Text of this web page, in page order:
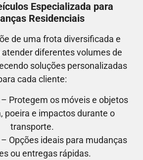
Especializada para
Residenciais
de uma frota diversificada e
diferentes volumes de
soluções personalizadas
cada cliente:
– Protegem os móveis e objetos
poeira e impactos durante o
transporte.
– Opções ideais para mudanças
ou entregas rápidas.